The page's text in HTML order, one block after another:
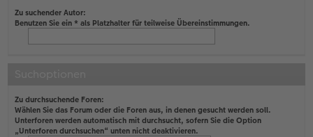
Zu suchender Autor:
Benutzen Sie ein * als Platzhalter für teilweise Übereinstimmungen.
Zu durchsuchende Foren:
Wählen Sie das Forum oder die Foren aus, in denen gesucht werden soll.
Unterforen werden automatisch mit durchsucht, sofern Sie die Option
„Unterforen durchsuchen“ unten nicht deaktivieren.